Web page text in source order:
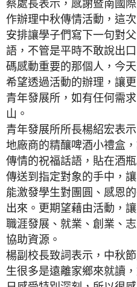
作辦理中秋傳情活動，這
安排讓學子們寫下一句對
語，不管是平時不敢說出
碼感動重要的那個人，今
希望透過活動的辦理，讓
青年發展所，如有任何需
山。
青年發展所所長楊紹宏表
地廠商的精釀啤酒小禮盒
傳情的祝福話語，貼在酒
傳送到指定對象的手中，
能激發學生對團圓、感恩
出來。更期望藉由活動，
職涯發展、就業、創業、
協助資源。
楊副校長致詞表示，中秋
生很多是遠離家鄉來就讀